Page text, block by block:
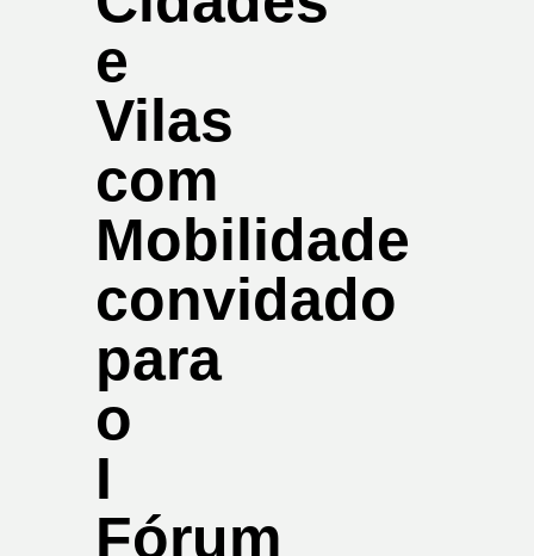
e
Vilas
com
Mobilidade
convidado
para
o
I
Fórum